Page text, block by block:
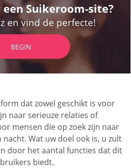
Suikeroom-site?
en vind de perfecte!
BEGIN
dat zowel geschikt is voor
naar serieuze relaties of
mensen die op zoek zijn naar
Wat uw doel ook is, u zult
door het aantal functies dat dit
biedt.